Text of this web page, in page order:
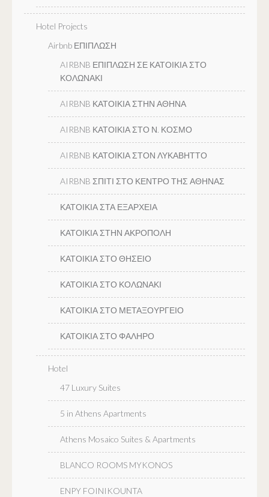
Hotel Projects
Airbnb ΕΠΙΠΛΩΣΗ
AIRBNB ΕΠΙΠΛΩΣΗ ΣΕ ΚΑΤΟΙΚΙΑ ΣΤΟ
ΚΟΛΩΝΑΚΙ
AIRBNB ΚΑΤΟΙΚΙΑ ΣΤΗΝ ΑΘΗΝΑ
AIRBNB ΚΑΤΟΙΚΙΑ ΣΤΟ Ν. ΚΟΣΜΟ
AIRBNB ΚΑΤΟΙΚΙΑ ΣΤΟΝ ΛΥΚΑΒΗΤΤΟ
AIRBNB ΣΠΙΤΙ ΣΤΟ ΚΕΝΤΡΟ ΤΗΣ ΑΘΗΝΑΣ
ΚΑΤΟΙΚΙΑ ΣΤΑ ΕΞΑΡΧΕΙΑ
ΚΑΤΟΙΚΙΑ ΣΤΗΝ ΑΚΡΟΠΟΛΗ
ΚΑΤΟΙΚΙΑ ΣΤΟ ΘΗΣΕΙΟ
ΚΑΤΟΙΚΙΑ ΣΤΟ ΚΟΛΩΝΑΚΙ
ΚΑΤΟΙΚΙΑ ΣΤΟ ΜΕΤΑΞΟΥΡΓΕΙΟ
ΚΑΤΟΙΚΙΑ ΣΤΟ ΦΑΛΗΡΟ
Hotel
47 Luxury Suites
5 in Athens Apartments
Athens Mosaico Suites & Apartments
BLANCO ROOMS MYKONOS
ENPY FOINIKOUNTA